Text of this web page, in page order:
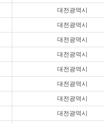
대전광역시
대전광역시
대전광역시
대전광역시
대전광역시
대전광역시
대전광역시
대전광역시